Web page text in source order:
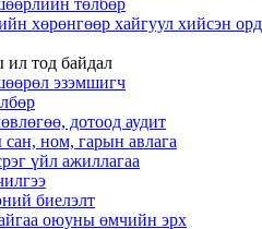
төлбөр
хөрөнгөөр хайгуул хийсэн
тод байдал
эзэмшигч
дотоод аудит
ном, гарын авлага
үйл ажиллагаа
биелэлт
оюуны өмчийн эрх